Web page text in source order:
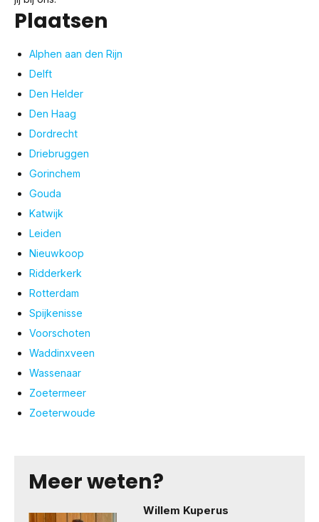
Plaatsen
Alphen aan den Rijn
Delft
Den Helder
Den Haag
Dordrecht
Driebruggen
Gorinchem
Gouda
Katwijk
Leiden
Nieuwkoop
Ridderkerk
Rotterdam
Spijkenisse
Voorschoten
Waddinxveen
Wassenaar
Zoetermeer
Zoeterwoude
Meer weten?
Willem Kuperus